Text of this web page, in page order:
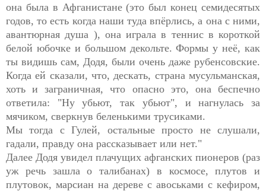
она была в Афганистане (это был конец семидесятых
годов, то есть когда наши туда впёрлись, а она с ними,
авантюрная душа ), она играла в теннис в короткой
белой юбочке и большом декольте. Формы у неё, как
ты видишь сам, Додя, были очень даже рубенсовские.
Когда ей сказали, что, дескать, страна мусульманская,
хоть и заграничная, что опасно это, она беспечно
ответила: "Ну убьют, так убьют", и нагнулась за
мячиком, сверкнув беленькими трусиками.
Мы тогда с Гулей, остальные просто не слушали,
гадали, правду она рассказывает или нет."
Далее Додя увидел плачущих афганских пионеров (раз
уж речь зашла о талибанах) в космосе, плутов и
плутовок, марсиан на дереве с авоськами с кефиром,